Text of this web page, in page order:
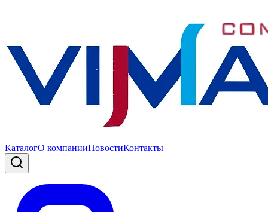
КаталогО компанииНовостиКонтакты